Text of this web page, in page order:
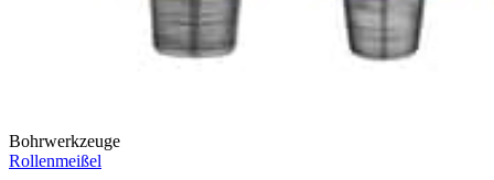
Bohrwerkzeuge
Rollenmeißel